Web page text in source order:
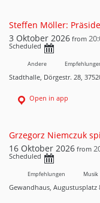
Steffen Möller:
3 Oktober 2026 from
Scheduled
Andere
Stadthalle, Dörgestr. 28,
Open in app
Grzegorz Niemczuk
16 Oktober 2026 from
Scheduled
Empfehlungen Musik
Gewandhaus, Augustusplatz